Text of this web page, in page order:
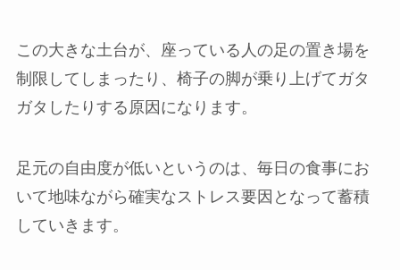
この大きな土台が、座っている人の足の置き場を
制限してしまったり、椅子の脚が乗り上げてガタ
ガタしたりする原因になります。
足元の自由度が低いというのは、毎日の食事にお
いて地味ながら確実なストレス要因となって蓄積
していきます。